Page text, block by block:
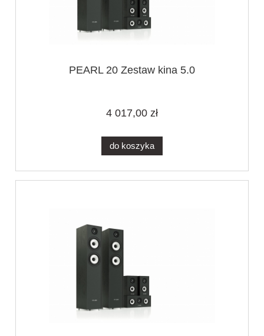
PEARL 20 Zestaw kina 5.0
4 017,00 zł
do koszyka